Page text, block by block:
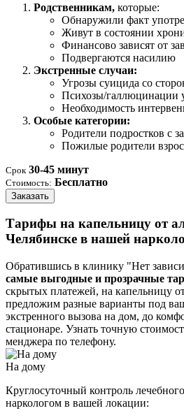
Родственникам, которые:
Обнаружили факт
Живут в состоянии
Финансово зависят от
Подвергаются насилию
Экстренные случаи:
Угрозы суицида со
Психозы/галлюцинации
Необходимость
Особые категории:
Родители подростков с
Пожилые родители
Срок 30-45 минут
Стоимость: Бесплатно
Заказать
Тарифы на капельницу от
Челябинске в нашей
Обратившись в клинику "Нет
самые выгодные и прозрачные
скрытых платежей, на капельницу
предложим разные варианты под
экстренного вызова на дом, до
стационаре. Узнать точную
менджера по телефону.
На дому
Круглосуточный контроль
наркологом в вашей локации: